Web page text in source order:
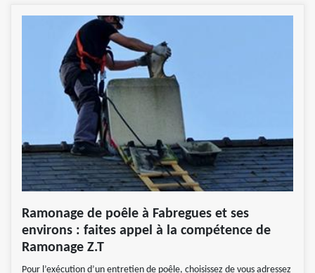
Ramonage de poêle à Fabregues et ses
environs : faites appel à la compétence de
Ramonage Z.T
Pour l’exécution d’un entretien de poêle, choisissez de vous adressez